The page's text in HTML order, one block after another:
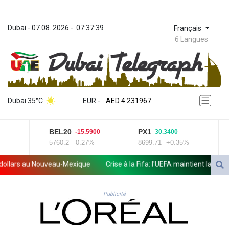
Dubai - 07.08. 2026 - 07:37:39 Français
6 Langues
Dubai 35°C EUR -
ZWL 371.052996
AED 4.231967
AED 4.231967
AFN 75.483595
AMD 422.04403
AOA 1057.848456
ARS 1727.972826
AUD 1.638476
AZN 1.960615
BAM 1.952344
BBD 2.320382
BDT 142.607535
BEL20 -15.5900
5760.2 -0.27%
PX1 30.3400
8699.71 +0.35%
au Nouveau-Mexique Crise à la Fifa: l'UEFA maintient la
Publicité